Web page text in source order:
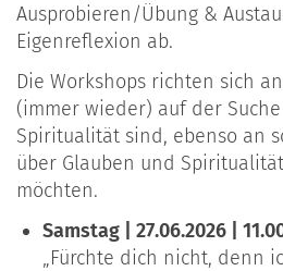
Ausprobieren/Übung &
Eigenreflexion ab.
Die Workshops richten sich
(immer wieder) auf der
Spiritualität sind, ebenso an
über Glauben und
möchten.
Samstag | 27.06.2026 |
„Fürchte dich nicht, denn